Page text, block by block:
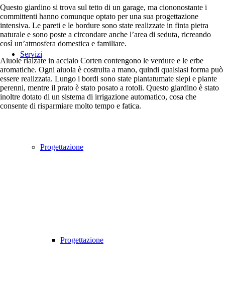
Servizi
Progettazione
Progettazione
Questo giardino si trova sul tetto di un garage, ma ciononostante i
committenti hanno comunque optato per una sua progettazione
intensiva. Le pareti e le bordure sono state realizzate in finta pietra
naturale e sono poste a circondare anche l’area di seduta, ricreando
così un’atmosfera domestica e familiare.
Aiuole rialzate in acciaio Corten contengono le verdure e le erbe
aromatiche. Ogni aiuola è costruita a mano, quindi qualsiasi forma può
essere realizzata. Lungo i bordi sono state piantatumate siepi e piante
perenni, mentre il prato è stato posato a rotoli. Questo giardino è stato
inoltre dotato di un sistema di irrigazione automatico, cosa che
consente di risparmiare molto tempo e fatica.